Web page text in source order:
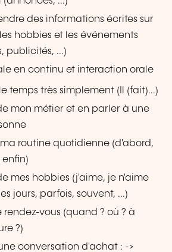
des informations écrites sur
les hobbies et les événements
publicités, ...)
en continu et interaction orale
temps très simplement (Il (fait)...)
mon métier et en parler à une
routine quotidienne (d'abord,
enfin)
mes hobbies (j'aime, je n'aime
jours, parfois, souvent, ...)
rendez-vous (quand ? où ? à
?)
conversation d'achat : ->